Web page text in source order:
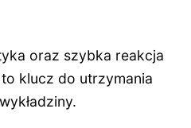
oraz szybka reakcja
klucz do utrzymania